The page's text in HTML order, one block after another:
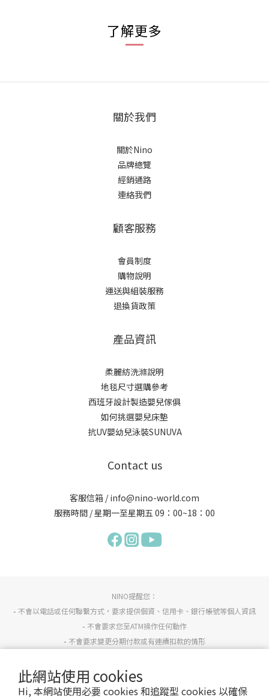
此網站使用 cookies
Hi, 本網站使用必要 cookies 和追蹤型 cookies 以確保
了解更多
關於我們
關於Nino
品牌總覽
經銷通路
連絡我們
顧客服務
會員制度
購物說明
運送與組裝服務
退換貨政策
產品資訊
柔麗紡洗滌說明
地毯尺寸選購參考
西班牙設計製造嬰兒傢俱
如何挑選嬰兒床墊
抗UV嬰幼兒泳裝SUNUVA
Contact us
客服信箱 / info@nino-world.com
服務時間 / 星期一至星期五 09：00~18：00
NINO提醒您：
- 不會以電話或任何聯繫方式，要求提供個資、信用卡、銀行帳號等個人資訊
- 不會要求您至ATM操作任何動作
- 不會要求變更分期付款或有連續扣款的情形